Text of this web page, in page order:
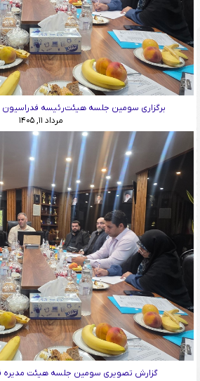
برگزاری سومین جلسه هیئت‌رئیسه فدراسیون
مرداد ۱۱, ۱۴۰۵
گزارش تصویری سومین جلسه هیئت مدیره